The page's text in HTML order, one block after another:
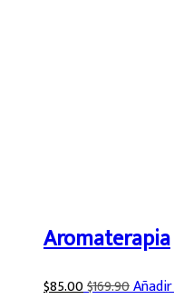
Aromaterapia
$85.00$169.90